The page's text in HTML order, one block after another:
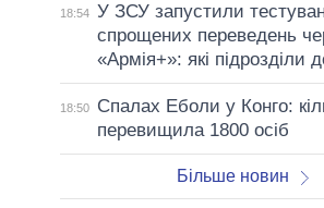
18:54 У ЗСУ запустили
спрощених переведень
«Армія+»: які підрозділи
18:50
Спалах Еболи у Конго:
перевищила 1800 осіб
Більше новин